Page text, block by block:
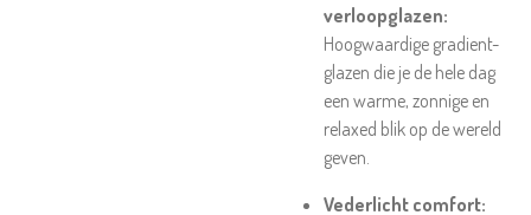
verloopglazen:
Hoogwaardige gradient-
glazen die je de hele dag
een warme, zonnige en
relaxed blik op de wereld
geven.
Vederlicht comfort: